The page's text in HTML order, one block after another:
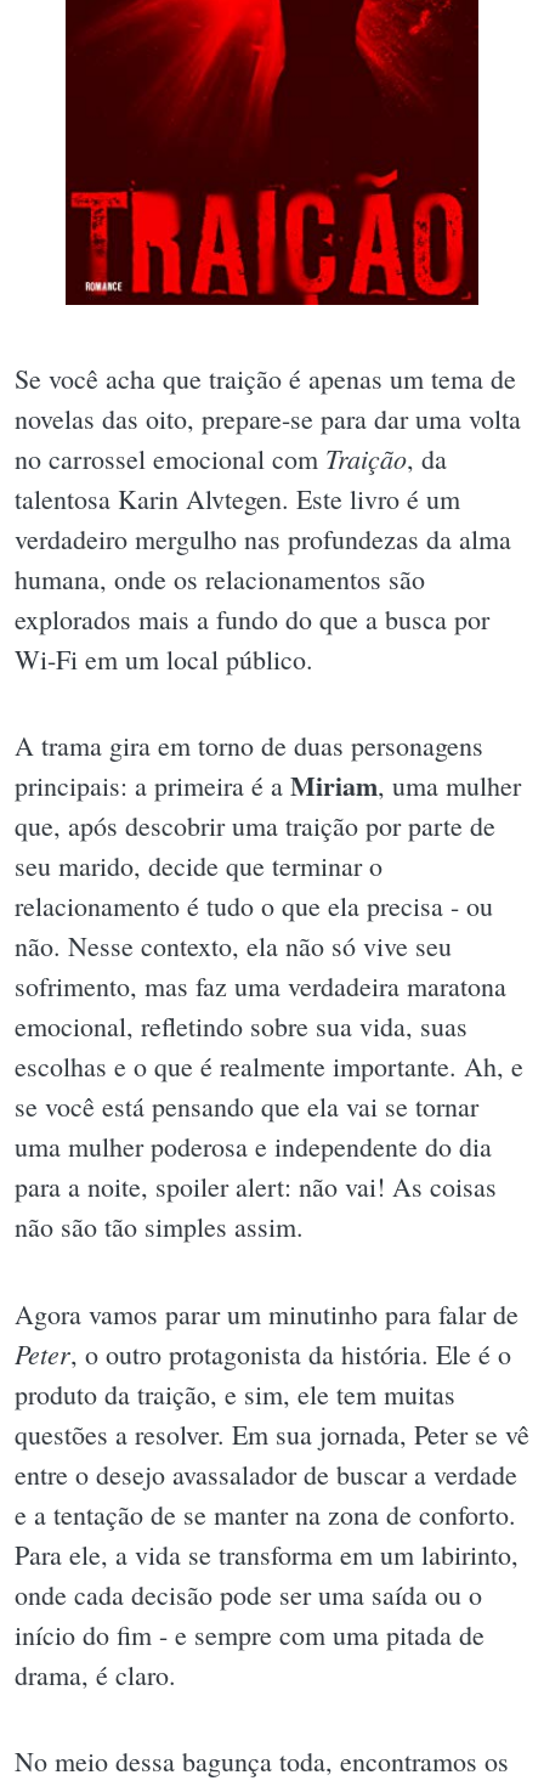
Se você acha que traição é apenas um tema de
novelas das oito, prepare-se para dar uma volta
no carrossel emocional com Traição, da
talentosa Karin Alvtegen. Este livro é um
verdadeiro mergulho nas profundezas da alma
humana, onde os relacionamentos são
explorados mais a fundo do que a busca por
Wi-Fi em um local público.
A trama gira em torno de duas personagens
principais: a primeira é a Miriam, uma mulher
que, após descobrir uma traição por parte de
seu marido, decide que terminar o
relacionamento é tudo o que ela precisa - ou
não. Nesse contexto, ela não só vive seu
sofrimento, mas faz uma verdadeira maratona
emocional, refletindo sobre sua vida, suas
escolhas e o que é realmente importante. Ah, e
se você está pensando que ela vai se tornar
uma mulher poderosa e independente do dia
para a noite, spoiler alert: não vai! As coisas
não são tão simples assim.
Agora vamos parar um minutinho para falar de
Peter, o outro protagonista da história. Ele é o
produto da traição, e sim, ele tem muitas
questões a resolver. Em sua jornada, Peter se vê
entre o desejo avassalador de buscar a verdade
e a tentação de se manter na zona de conforto.
Para ele, a vida se transforma em um labirinto,
onde cada decisão pode ser uma saída ou o
início do fim - e sempre com uma pitada de
drama, é claro.
No meio dessa bagunça toda, encontramos os